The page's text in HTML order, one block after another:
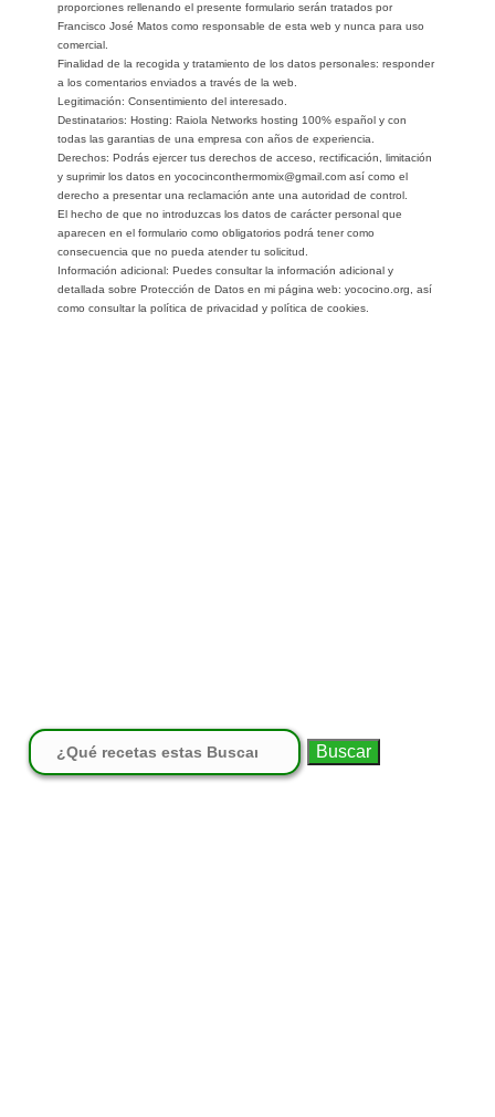
proporciones rellenando el presente formulario serán tratados por
Francisco José Matos como responsable de esta web y nunca para uso
comercial.
Finalidad de la recogida y tratamiento de los datos personales: responder
a los comentarios enviados a través de la web.
Legitimación: Consentimiento del interesado.
Destinatarios: Hosting: Raiola Networks hosting 100% español y con
todas las garantias de una empresa con años de experiencia.
Derechos: Podrás ejercer tus derechos de acceso, rectificación, limitación
y suprimir los datos en yococinconthermomix@gmail.com así como el
derecho a presentar una reclamación ante una autoridad de control.
El hecho de que no introduzcas los datos de carácter personal que
aparecen en el formulario como obligatorios podrá tener como
consecuencia que no pueda atender tu solicitud.
Información adicional: Puedes consultar la información adicional y
detallada sobre Protección de Datos en mi página web: yococino.org, así
como consultar la política de privacidad y política de cookies.
Buscar: